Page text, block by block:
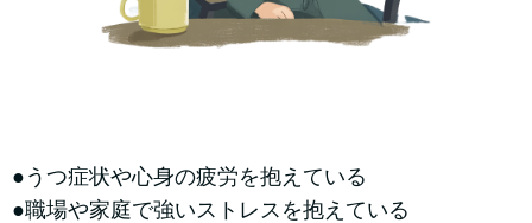
●うつ症状や心身の疲労を抱えている
●職場や家庭で強いストレスを抱えている